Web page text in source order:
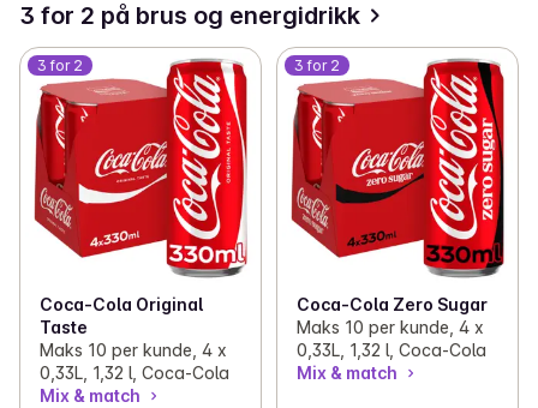
3 for 2 på brus og energidrikk
3 for 2
Coca-Cola Original
Taste
Maks 10 per kunde, 4 x
0,33L, 1,32 l, Coca-Cola
Mix & match
3 for 2
Coca-Cola Zero Sugar
Maks 10 per kunde, 4 x
0,33L, 1,32 l, Coca-Cola
Mix & match